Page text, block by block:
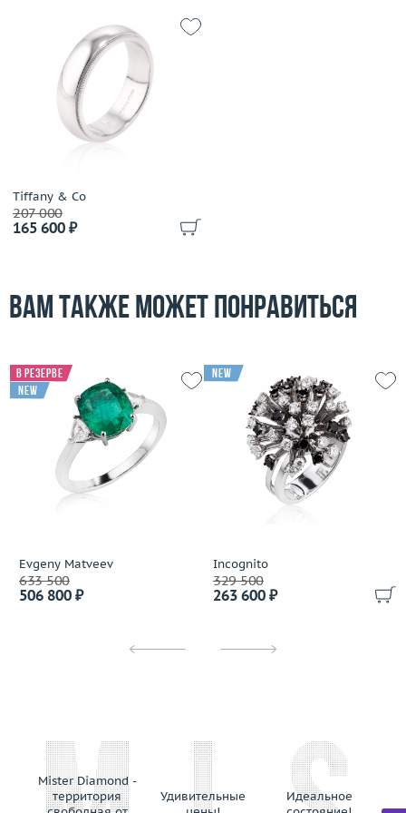
Tiffany & Co
207 000
165 600 ₽
Вам также может понравиться
Evgeny Matveev
633 500
506 800 ₽
В резерве
new
Incognito
329 500
263 600 ₽
new
Mister Diamond -
территория
Удивительные
Идеальное